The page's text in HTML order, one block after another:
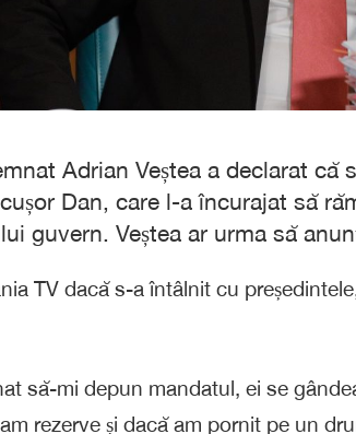
Adrian Veștea a declarat că
Dan, care l-a încurajat să
guvern. Veștea ar urma să
TV dacă s-a întâlnit cu
să-mi depun mandatul, ei se
rezerve și dacă am pornit pe un